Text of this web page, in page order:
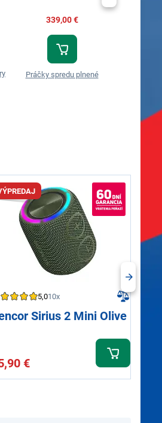
339,00 €
Práčky spredu plnené
5,010x
Sirius 2 Mini Olive
€